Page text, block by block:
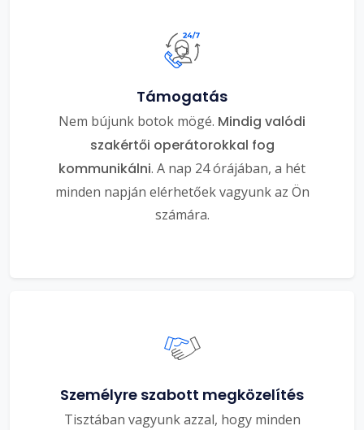
Támogatás
Nem bújunk botok mögé. Mindig valódi
szakértői operátorokkal fog
kommunikálni. A nap 24 órájában, a hét
minden napján elérhetőek vagyunk az Ön
számára.
Személyre szabott megközelítés
Tisztában vagyunk azzal, hogy minden